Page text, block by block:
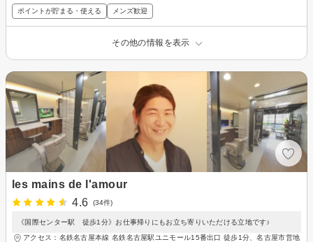
ポイントが貯まる・使える メンズ歓迎
その他の情報を表示
les mains de l'amour
4.6
(34件)
《国際センター駅 徒歩1分》お仕事帰りにもお立ち寄りいただける立地です♪
アクセス：名鉄名古屋本線 名鉄名古屋駅ユニモール15番出口 徒歩1分、名古屋市営地